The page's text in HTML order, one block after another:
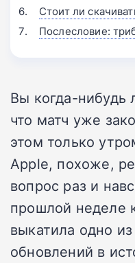
Стоит ли
Послесловие:
Вы когда-нибудь
что матч уже
этом только
Apple, похоже,
вопрос раз и
прошлой неделе
выкатила одно
обновлений в